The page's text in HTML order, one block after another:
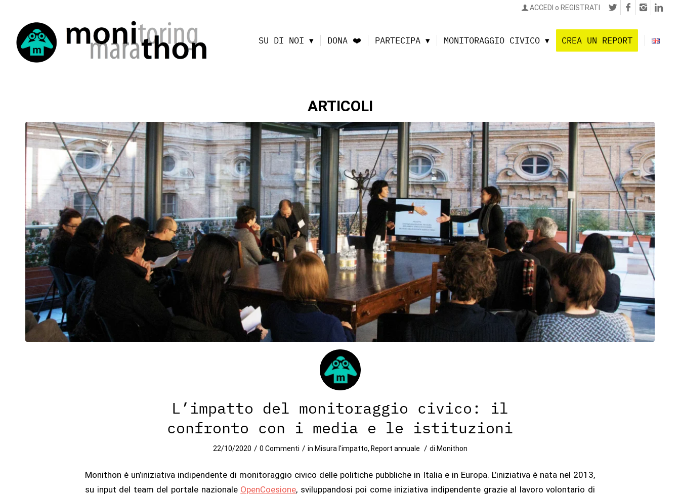
ACCEDI o REGISTRATI
SU DI NOI DONA ❤️ PARTECIPA MONITORAGGIO CIVICO CREA UN REPORT
ARTICOLI
L’impatto del monitoraggio civico: il
confronto con i media e le istituzioni
22/10/2020 / 0 Commenti / in Misura l'impatto, Report annuale / di Monithon
Monithon è un’iniziativa indipendente di monitoraggio civico delle politiche pubbliche in Italia e in Europa. L’iniziativa è nata nel 2013,
su input del team del portale nazionale OpenCoesione, sviluppandosi poi come iniziativa indipendente grazie al lavoro volontario di